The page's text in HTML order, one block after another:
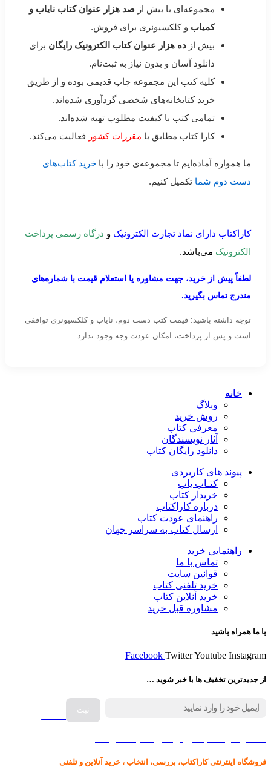
مجموعه‌ای با بیش از صد هزار عنوان کتاب نایاب و
کمیاب و کلکسیونری برای فروش.
بیش از ده هزار عنوان کتاب الکترونیک رایگان برای
دانلود آسان و بدون نیاز به ثبت‌نام.
کلیه کتب این مجموعه چاپ قدیمی بوده و از طریق
خرید کتابخانه‌های شخصی گردآوری شده‌اند.
تمامی کتب با کیفیت مطلوب تهیه شده‌اند.
کارا کتاب مطابق با مقررات کشور فعالیت می‌کند.
ما همواره آماده‌ایم تا مجموعه‌ی خود را با خرید کتاب‌های
دست دوم شما تکمیل کنیم.
کاراکتاب دارای نماد تجارت الکترونیک و درگاه رسمی پرداخت
الکترونیک می‌باشد.
لطفاً پیش از خرید، جهت مشاوره یا استعلام قیمت با شماره‌های
مندرج تماس بگیرید.
توجه داشته باشید: قیمت کتب دست دوم، نایاب و کلکسیونری توافقی
است و پس از پرداخت، امکان عودت وجه وجود ندارد.
خانه
وبلاگ
روش خرید
معرفی کتاب
آثار نویسندگان
دانلود رایگان کتاب
پیوند های کاربردی
کتـاب یاب
خریدار کتاب
درباره کاراکتاب
راهنمای عودت کتاب
ارسال کتاب به سراسر جهان
راهنمایی خرید
تماس با ما
قوانین سایت
خرید تلفنی کتاب
خرید آنلاین کتاب
مشاوره قبل خرید
با ما همراه باشید
Facebook TwitterYoutube Instagram
از جدیدترین تخفیف ها با خبر شوید …
فروش انواع
فروشگاه اینترنتی کاراکتاب، بررسی، انتخاب ، خرید آنلاین و تلفنی